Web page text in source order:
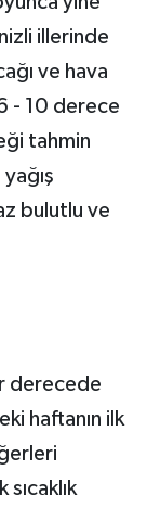
illerinde
ve hava
6 - 10 derece
tahmin
bulutlu ve
derecede
haftanın ilk